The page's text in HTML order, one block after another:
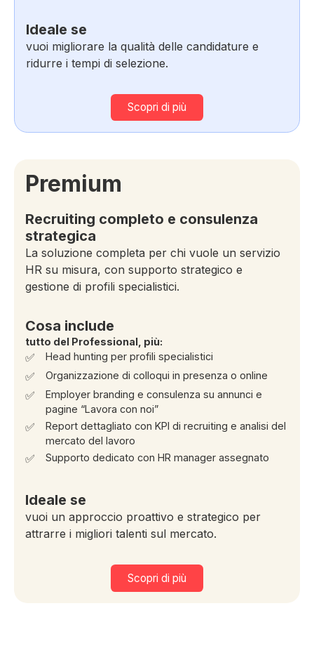
Ideale se
vuoi migliorare la qualità delle candidature e
ridurre i tempi di selezione.
Scopri di più
Premium
Recruiting completo e consulenza
strategica
La soluzione completa per chi vuole un servizio
HR su misura, con supporto strategico e
gestione di profili specialistici.
Cosa include
tutto del Professional, più:
✅ Head hunting per profili specialistici
✅ Organizzazione di colloqui in presenza o online
✅
Employer branding e consulenza su annunci e
pagine “Lavora con noi”
✅
Report dettagliato con KPI di recruiting e analisi del
mercato del lavoro
✅ Supporto dedicato con HR manager assegnato
Ideale se
vuoi un approccio proattivo e strategico per
attrarre i migliori talenti sul mercato.
Scopri di più